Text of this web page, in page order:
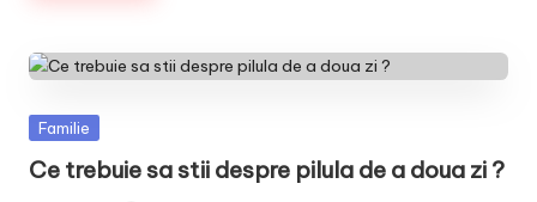
Posted
Familie
Ce trebuie sa stii despre pilula de a doua zi ?